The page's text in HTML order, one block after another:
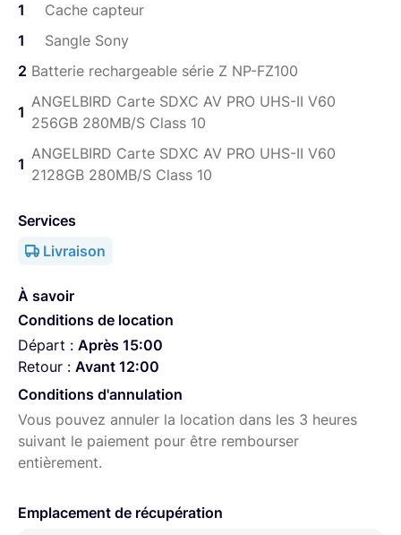
Idéal pour les créateurs exigeants, que ce soit en
tournage pro ou en reportage.
1
Cache capteur
1
Sangle Sony
2 Batterie rechargeable série Z NP-FZ100
1
ANGELBIRD Carte SDXC AV PRO UHS-II V60
256GB 280MB/S Class 10
1
ANGELBIRD Carte SDXC AV PRO UHS-II V60
2128GB 280MB/S Class 10
Services
Livraison
À savoir
Conditions de location
Départ : Après 15:00
Retour : Avant 12:00
Conditions d'annulation
Vous pouvez annuler la location dans les 3 heures
suivant le paiement pour être rembourser
entièrement.
Emplacement de récupération